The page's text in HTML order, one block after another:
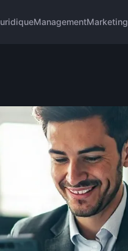
ManagementMarketing